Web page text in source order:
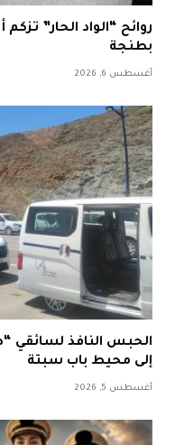
روائح “الواد الحار”
بطنجة
أغسطس 6, 2026
الحبس النافذ لسائقي
إلى محيط باب سبتة
أغسطس 5, 2026